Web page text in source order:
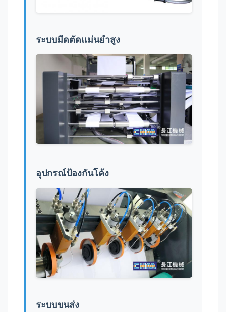
ระบบมีดตัดแม่นยําสูง
อุปกรณ์ป้องกันโค้ง
ระบบขนส่ง